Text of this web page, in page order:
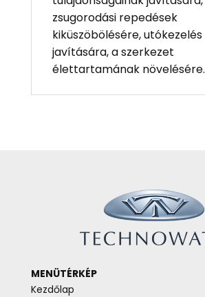
zsugorodási repedések
kiküszöbölésére, utókezelés
javítására, a szerkezet
élettartamának növelésére.
MENÜTÉRKÉP
Kezdőlap